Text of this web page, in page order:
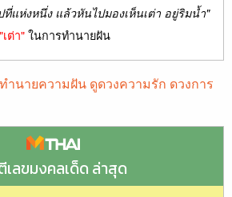
แห่งหนึ่ง แล้วหันไปมองเห็นเต่า อยู่ริมน้ำ"
"เต่า"ในการทำนายฝัน
ทำนายความฝัน ดูดวงความรัก ดวงการ
เลขมงคลเด็ด ล่าสุด